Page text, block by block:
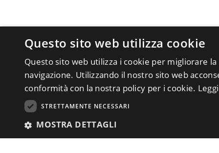
Questo sito web utilizza cookie
Questo sito web utilizza i cookie per migliorare
navigazione. Utilizzando il nostro sito web
conformità con la nostra policy per i cookie.
STRETTAMENTE NECESSARI
MOSTRA DETTAGLI